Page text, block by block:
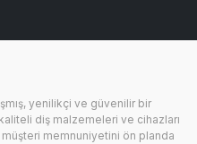
yenilikçi ve güvenilir bir
diş malzemeleri ve cihazları
memnuniyetini ön planda